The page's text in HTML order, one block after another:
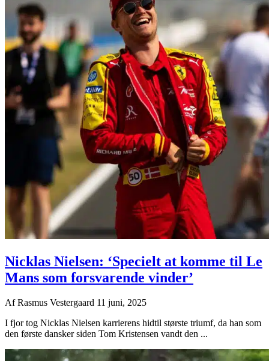
Nicklas Nielsen: ‘Specielt at komme til Le
Mans som forsvarende vinder’
AfRasmus Vestergaard 11 juni, 2025
I fjor tog Nicklas Nielsen karrierens hidtil største triumf, da han som
den første dansker siden Tom Kristensen vandt den ...